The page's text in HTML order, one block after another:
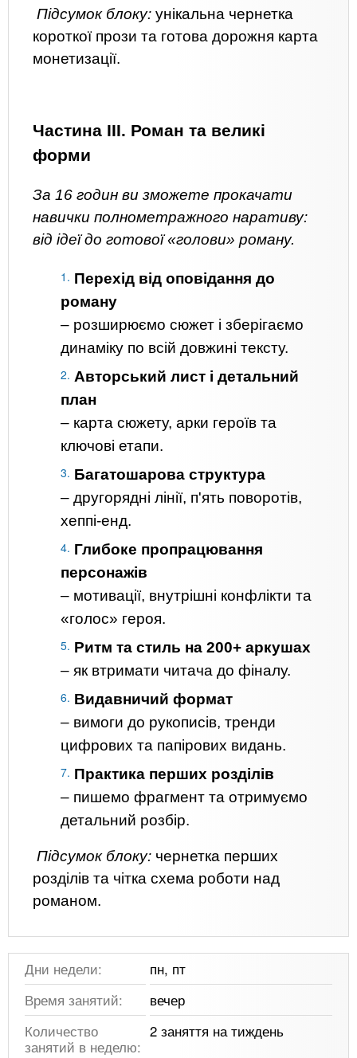
Підсумок блоку: унікальна чернетка
короткої прози та готова дорожня карта
монетизації.
Частина ІІІ. Роман та великі
форми
За 16 годин ви зможете прокачати
навички полнометражного наративу:
від ідеї до готової «голови» роману.
Перехід від оповідання до
роману
– розширюємо сюжет і зберігаємо
динаміку по всій довжині тексту.
Авторський лист і детальний
план
– карта сюжету, арки героїв та
ключові етапи.
Багатошарова структура
– другорядні лінії, п'ять поворотів,
хеппі-енд.
Глибоке пропрацювання
персонажів
– мотивації, внутрішні конфлікти та
«голос» героя.
Ритм та стиль на 200+ аркушах
– як втримати читача до фіналу.
Видавничий формат
– вимоги до рукописів, тренди
цифрових та папірових видань.
Практика перших розділів
– пишемо фрагмент та отримуємо
детальний розбір.
Підсумок блоку: чернетка перших
розділів та чітка схема роботи над
романом.
Дни недели:
пн, пт
Время занятий:
вечер
Количество
занятий в неделю:
2 заняття на тиждень